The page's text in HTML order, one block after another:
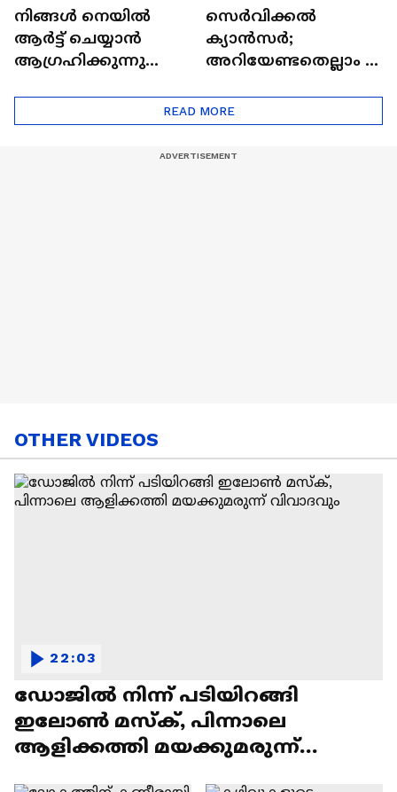
നിങ്ങൾ നെയിൽ
ആർട്ട് ചെയ്യാൻ
ആഗ്രഹിക്കുന്നുണ്ടോ
ട്രെൻഡിനെക്കുറിച്ച് |
Nail Art | Trends Cafe
സെർവിക്കൽ
ക്യാൻസർ;
അറിയേണ്ടതെല്ലാം |
Cancer
READ MORE
OTHER VIDEOS
ഡോജിൽ നിന്ന് പടിയിറങ്ങി
ഇലോൺ മസ്ക്, പിന്നാലെ
ആളിക്കത്തി മയക്കുമരുന്ന്
22:03